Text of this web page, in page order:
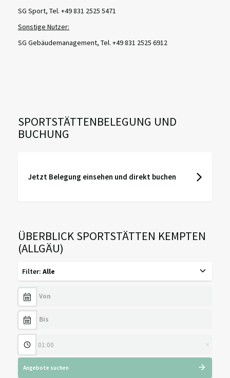
SG Sport, Tel. +49 831 2525 5471
Sonstige Nutzer:
SG Gebäudemanagement, Tel. +49 831 2525 6912
SPORTSTÄTTENBELEGUNG UND
BUCHUNG
Jetzt Belegung einsehen und direkt buchen
ÜBERBLICK SPORTSTÄTTEN KEMPTEN
(ALLGÄU)
Filter: Alle
×
Angebote suchen